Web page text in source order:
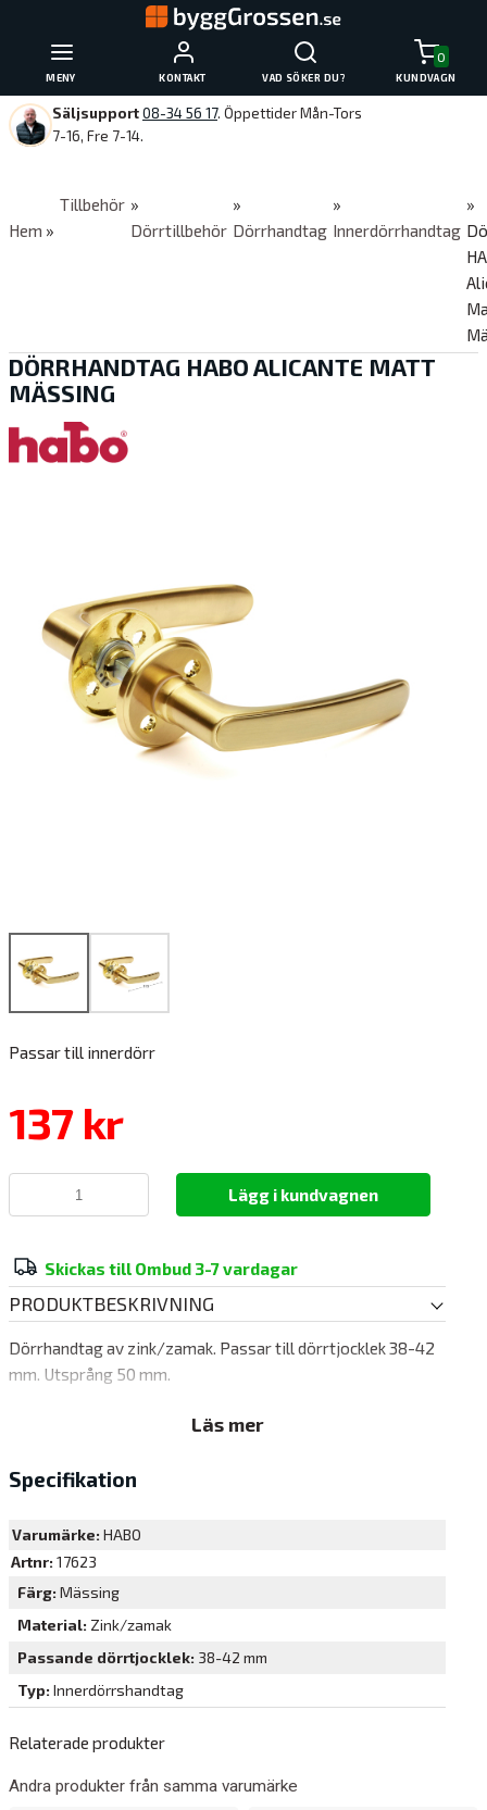
MENY KONTAKT VAD SÖKER DU?
0
KUNDVAGN
Säljsupport08-34 56 17. Öppettider Mån-Tors
7-16, Fre 7-14.
Hem »
Tillbehör »
Dörrtillbehör
»
Dörrhandtag
»
Innerdörrhandtag
»
DÖRRHANDTAG HABO ALICANTE MATT
MÄSSING
Passar till innerdörr
137 kr
Lägg i kundvagnen
Skickas till Ombud 3-7 vardagar
PRODUKTBESKRIVNING
Dörrhandtag av zink/zamak. Passar till dörrtjocklek 38-42
mm. Utsprång 50 mm.
Läs mer
Specifikation
Varumärke: HABO
Artnr: 17623
Färg Mässing
Material Zink/zamak
Passande dörrtjocklek 38-42 mm
Typ Innerdörrshandtag
Relaterade produkter
Andra produkter från samma varumärke